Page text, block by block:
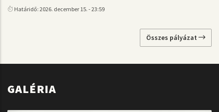
Határidő: 2026. december 15. - 23:59
Összes pályázat
GALÉRIA